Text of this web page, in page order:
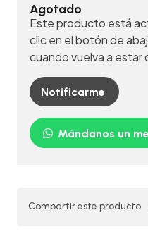
Agotado
Este producto está
clic en el botón de
cuando vuelva a estar
Notificarme
Mándanos un
Compartir este producto